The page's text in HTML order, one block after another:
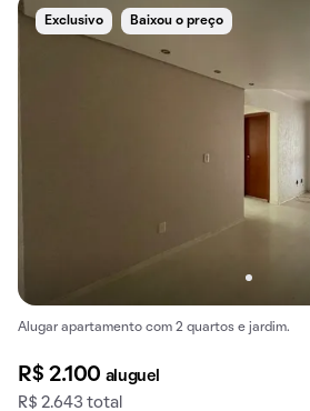
Exclusivo Baixou o preço
Alugar apartamento com 2 quartos e jardim.
R$ 2.100 aluguel
R$ 2.643 total